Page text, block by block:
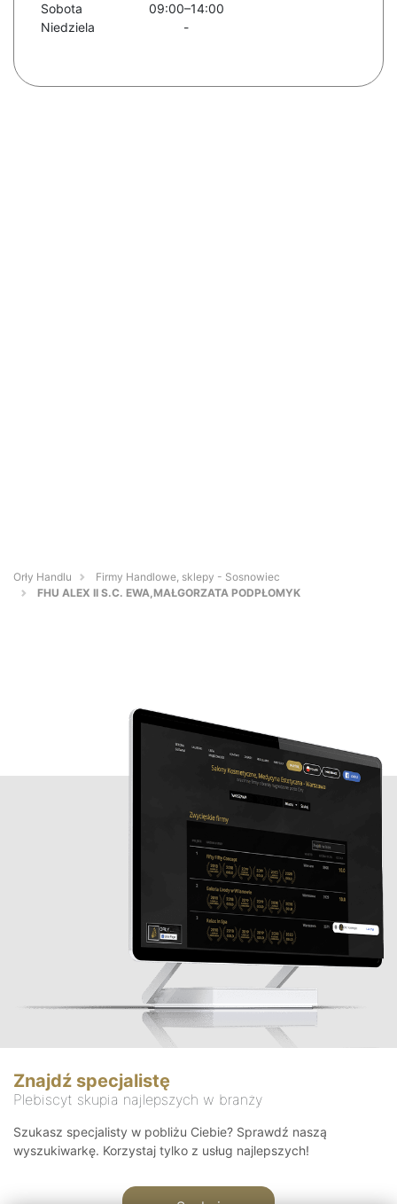
Sobota
09:00–14:00
Niedziela
-
Orły Handlu
Firmy Handlowe, sklepy - Sosnowiec
FHU ALEX II S.C. EWA,MAŁGORZATA PODPŁOMYK
Znajdź specjalistę
Plebiscyt skupia najlepszych w branży
Szukasz specjalisty w pobliżu Ciebie? Sprawdź naszą
wyszukiwarkę. Korzystaj tylko z usług najlepszych!